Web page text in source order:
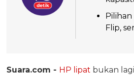
Flip,
Suara.com - HP lipat bukan